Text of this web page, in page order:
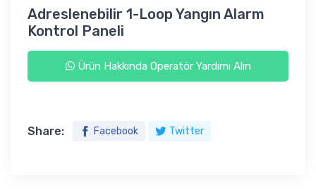
Adreslenebilir 1-Loop Yangın Alarm
Kontrol Paneli
Ürün Hakkında Operatör Yardımı Alın
Share: Facebook Twitter